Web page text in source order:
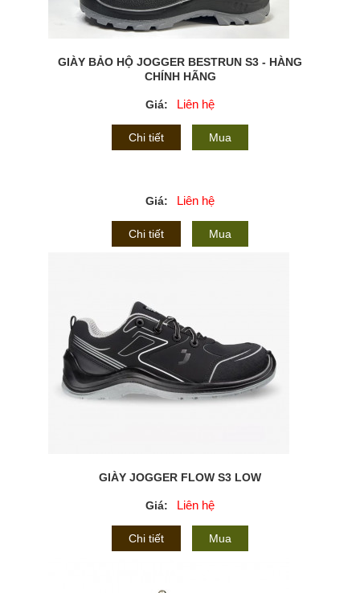
GIÀY BẢO HỘ JOGGER BESTRUN S3 - HÀNG
CHÍNH HÃNG
Giá: Liên hệ
Chi tiết Mua
Giá: Liên hệ
Chi tiết Mua
GIÀY JOGGER FLOW S3 LOW
Giá: Liên hệ
Chi tiết Mua